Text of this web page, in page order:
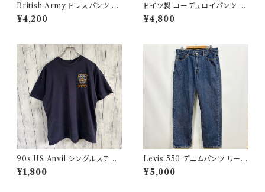
British Army ドレスパンツ イ
ギリス軍 スラックス ミリタリー
パンツ ウールパンツ2
¥4,200
ドイツ製 コーデュロイパンツ ワ
ークパンツ ユーロワーク
¥4,800
90s US Anvil シングルステッ
チTシャツ ニューヨーク警察 ヴ
ィンテージ
¥1,800
Levis 550 デニムパンツ リーバ
イス ワイドデニム 3
¥5,000